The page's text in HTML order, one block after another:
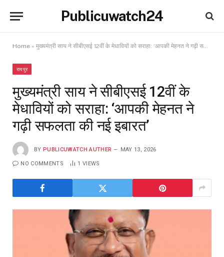
Publicuwatch24
Home » मुख्यमंत्री साय ने सीबीएसई 12वीं के मेधावियों को सराहा: ‘आपकी मेहनत ने गढ़ी सफलता की नई इबारत’
रायपुर
मुख्यमंत्री साय ने सीबीएसई 12वीं के
मेधावियों को सराहा: ‘आपकी मेहनत ने
गढ़ी सफलता की नई इबारत’
BY PUBLICUWATCH AUTHER MAY 13, 2026
NO COMMENTS 1 VIEWS